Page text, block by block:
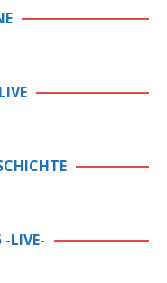
-LIVE-